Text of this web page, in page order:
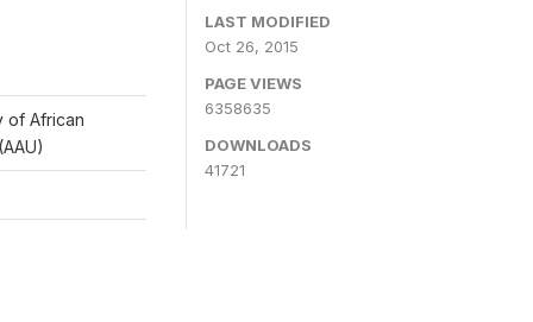
of African
LAST MODIFIED
Oct 26, 2015
PAGE VIEWS
6358635
DOWNLOADS
41721